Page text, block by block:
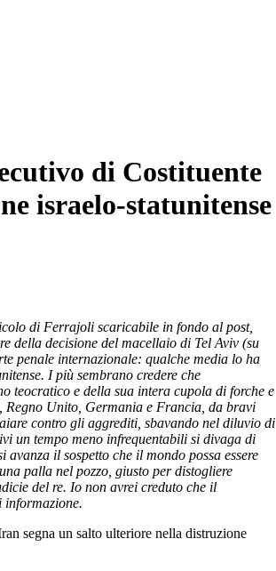
di Costituente
israelo-statunitense
di Ferrajoli scaricabile in fondo al post,
della decisione del macellaio di Tel Aviv (su
penale internazionale: qualche media lo ha
I più sembrano credere che
teocratico e della sua intera cupola di forche e
Regno Unito, Germania e Francia, da bravi
contro gli aggrediti, sbavando nel diluvio di
un tempo meno infrequentabili si divaga di
il sospetto che il mondo possa essere
palla nel pozzo, giusto per distogliere
del re. Io non avrei creduto che il
informazione.
segna un salto ulteriore nella distruzione